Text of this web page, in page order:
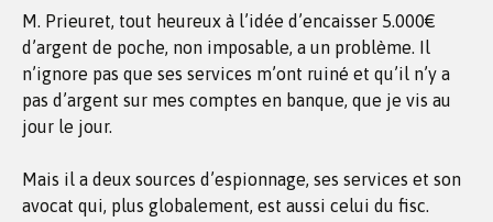
M. Prieuret, tout heureux à l’idée d’encaisser 5.000€
d’argent de poche, non imposable, a un problème. Il
n’ignore pas que ses services m’ont ruiné et qu’il n’y a
pas d’argent sur mes comptes en banque, que je vis au
jour le jour.
Mais il a deux sources d’espionnage, ses services et son
avocat qui, plus globalement, est aussi celui du fisc.